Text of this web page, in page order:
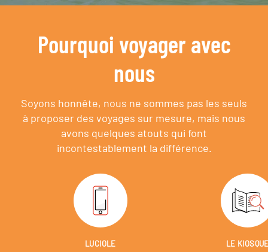
Pourquoi voyager avec
nous
Soyons honnête, nous ne sommes pas les seuls
à proposer des voyages sur mesure, mais nous
avons quelques atouts qui font
incontestablement la différence.
LUCIOLE
LE